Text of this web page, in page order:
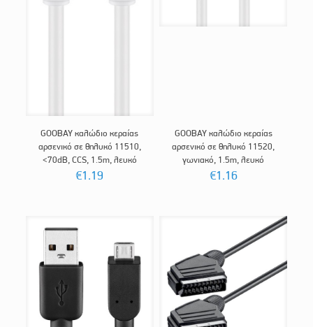
GOOBAY καλώδιο κεραίας
αρσενικό σε θηλυκό 11510,
<70dB, CCS, 1.5m, λευκό
€1.19
GOOBAY καλώδιο κεραίας
αρσενικό σε θηλυκό 11520,
γωνιακό, 1.5m, λευκό
€1.16